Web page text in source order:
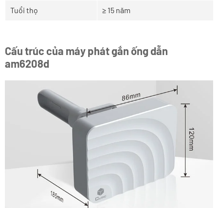
Tuổi thọ ≥ 15 năm
Cấu trúc của máy phát gắn ống dẫn
am6208d